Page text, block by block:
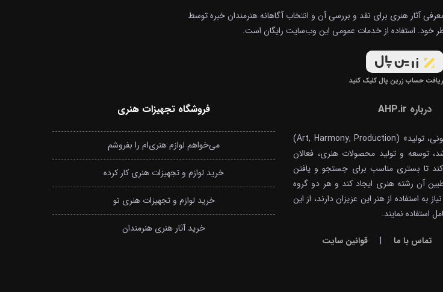
آثار هنری برای نقد و بررسی آن و انتخاب آگاهانه هنرمندان خبره توسط
خود. استفاده از خدمات عمومی این وب‌سایت رایگان است.
حساب زرین پال کلیک کنید
درباره AHP.ir
وب سایت «هنر، هارمونی، تولید» (Art, Harmony, Production)
توسعه و تولید محصولات هنری، فعالان
تا بستری مناسب برای جستجو و یافتن
آن رشته هنری ایجاد کند و هر دو گروه
به استفاده از هنر این عزیزان دارند، از این
استفاده نمایند.
تماس با ما |قوانین سایت
فروشگاه تجهیزات هنری
می‌خواهم لوازم هنری‌ام را بفروشم
خرید لوازم و تجهیزات هنری کار کرده
خرید لوازم و تجهیزات هنری نو
خرید آثار هنری هنرمندان